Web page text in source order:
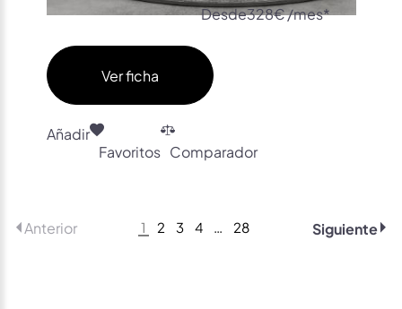
Desde328€ /mes*
Ver ficha
Añadir
Favoritos Comparador
Anterior 1 2 3 4 … 28 Siguiente